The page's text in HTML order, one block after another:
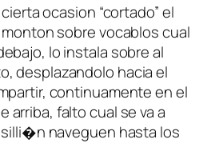
ocasion “cortado” el
sobre vocablos cual
lo instala sobre al
desplazandolo hacia el
continuamente en el
arriba, falto cual se va a
naveguen hasta los